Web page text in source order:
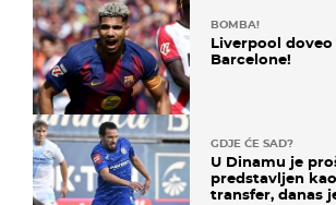
BOMBA!
Liverpool
Barcelone!
GDJE ĆE SAD?
U Dinamu je
predstavljen
transfer, danas